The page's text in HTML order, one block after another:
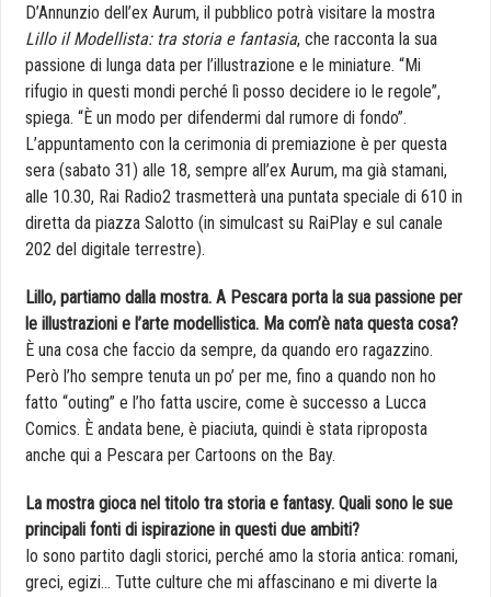
D’Annunzio dell’ex Aurum, il pubblico potrà visitare la mostra
Lillo il Modellista: tra storia e fantasia, che racconta la sua
passione di lunga data per l’illustrazione e le miniature. “Mi
rifugio in questi mondi perché lì posso decidere io le regole”,
spiega. “È un modo per difendermi dal rumore di fondo”.
L’appuntamento con la cerimonia di premiazione è per questa
sera (sabato 31) alle 18, sempre all’ex Aurum, ma già stamani,
alle 10.30, Rai Radio2 trasmetterà una puntata speciale di 610 in
diretta da piazza Salotto (in simulcast su RaiPlay e sul canale
202 del digitale terrestre).
Lillo, partiamo dalla mostra. A Pescara porta la sua passione per
le illustrazioni e l’arte modellistica. Ma com’è nata questa cosa?
È una cosa che faccio da sempre, da quando ero ragazzino.
Però l’ho sempre tenuta un po’ per me, fino a quando non ho
fatto “outing” e l’ho fatta uscire, come è successo a Lucca
Comics. È andata bene, è piaciuta, quindi è stata riproposta
anche qui a Pescara per Cartoons on the Bay.
La mostra gioca nel titolo tra storia e fantasy. Quali sono le sue
principali fonti di ispirazione in questi due ambiti?
Io sono partito dagli storici, perché amo la storia antica: romani,
greci, egizi… Tutte culture che mi affascinano e mi diverte la